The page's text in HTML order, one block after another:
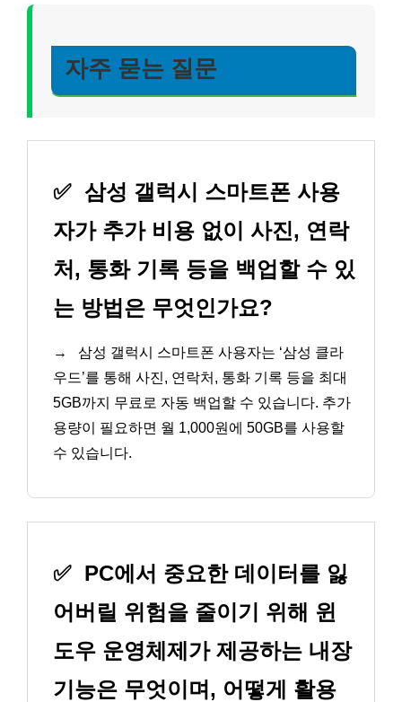
자주 묻는 질문
✅ 삼성 갤럭시 스마트폰 사용
자가 추가 비용 없이 사진, 연락
처, 통화 기록 등을 백업할 수 있
는 방법은 무엇인가요?
→
삼성 갤럭시 스마트폰 사용자는 ‘삼성 클라
우드’를 통해 사진, 연락처, 통화 기록 등을 최대
5GB까지 무료로 자동 백업할 수 있습니다. 추가
용량이 필요하면 월 1,000원에 50GB를 사용할
수 있습니다.
✅ PC에서 중요한 데이터를 잃
어버릴 위험을 줄이기 위해 윈
도우 운영체제가 제공하는 내장
기능은 무엇이며, 어떻게 활용